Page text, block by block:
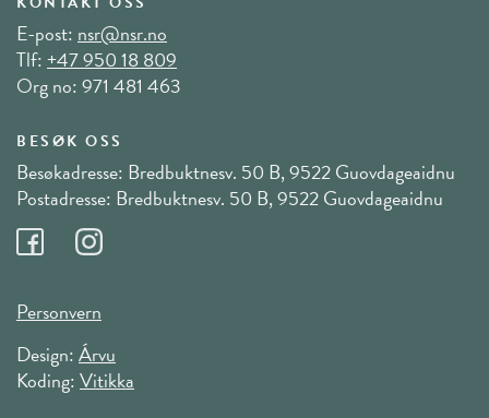
E-post: nsr@nsr.no
Tlf:+47 950 18 809
Org no: 971 481 463
BESØK OSS
Besøkadresse: Bredbuktnesv. 50 B, 9522 Guovdageaidnu
Postadresse: Bredbuktnesv. 50 B, 9522 Guovdageaidnu
Personvern
Design:Árvu
Koding:Vitikka